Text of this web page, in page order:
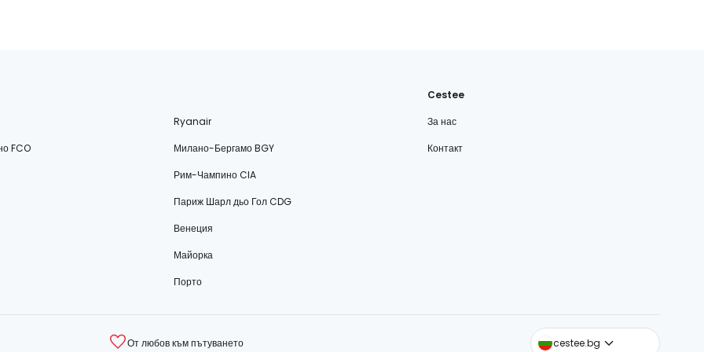
Ryanair
FCO
Милано-Бергамо BGY
Рим-Чампино CIA
Париж Шарл дьо Гол CDG
Венеция
Майорка
Порто
Cestee
За нас
Контакт
От любов към пътуването cestee.bg
cestee.com